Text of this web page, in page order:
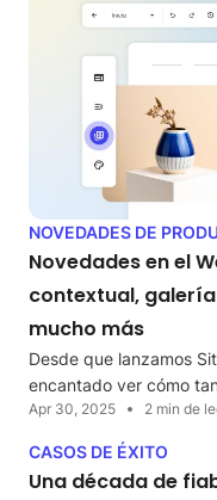
NOVEDADES DE
Novedades en el
contextual,
mucho más
Desde que lanzamos
encantado ver cómo
Apr 30, 2025 2 min de
CASOS DE ÉXITO
Una década de